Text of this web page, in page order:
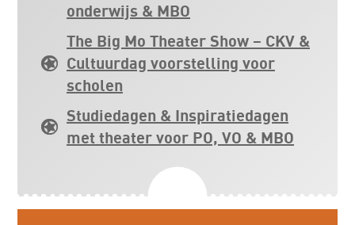
onderwijs & MBO
The Big Mo Theater Show – CKV &
Cultuurdag voorstelling voor
scholen
Studiedagen & Inspiratiedagen
met theater voor PO, VO & MBO